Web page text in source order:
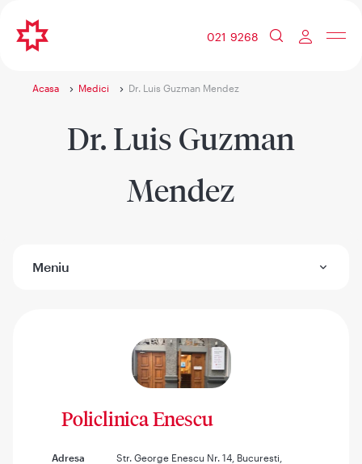
021 9268
Acasa Medici Dr. Luis Guzman Mendez
Dr. Luis Guzman
Mendez
Meniu
Policlinica Enescu
Adresa
Str. George Enescu Nr. 14, Bucuresti,